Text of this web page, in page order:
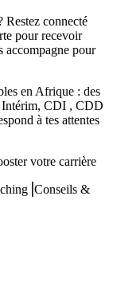
Restez connecté
pour recevoir
accompagne pour
en Afrique : des
Intérim, CDI , CDD
à tes attentes
votre carrière
&